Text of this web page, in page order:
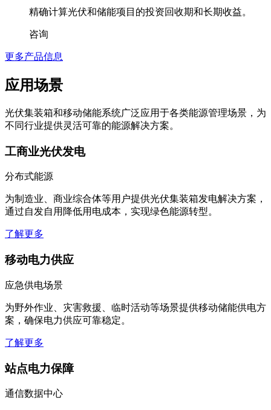
精确计算光伏和储能项目的投资回收期和长期收益。
咨询
更多产品信息
应用场景
光伏集装箱和移动储能系统广泛应用于各类能源管理场景，为
不同行业提供灵活可靠的能源解决方案。
工商业光伏发电
分布式能源
为制造业、商业综合体等用户提供光伏集装箱发电解决方案，
通过自发自用降低用电成本，实现绿色能源转型。
了解更多
移动电力供应
应急供电场景
为野外作业、灾害救援、临时活动等场景提供移动储能供电方
案，确保电力供应可靠稳定。
了解更多
站点电力保障
通信数据中心